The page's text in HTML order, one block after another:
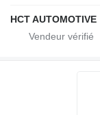
HCT AUTOMOTIVE